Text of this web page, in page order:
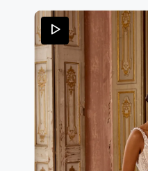
di lunghezza cappella
ricamato con perline e